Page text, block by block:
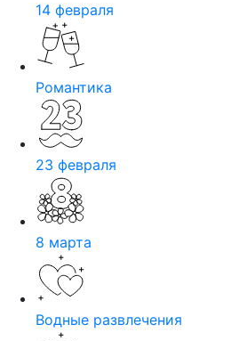
14 февраля
Романтика
23 февраля
8 марта
Водные развлечения